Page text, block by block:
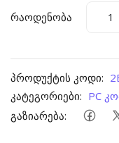
რაოდენობა
პროდუქტის კოდი:
კატეგორიები: PC
გაზიარება: